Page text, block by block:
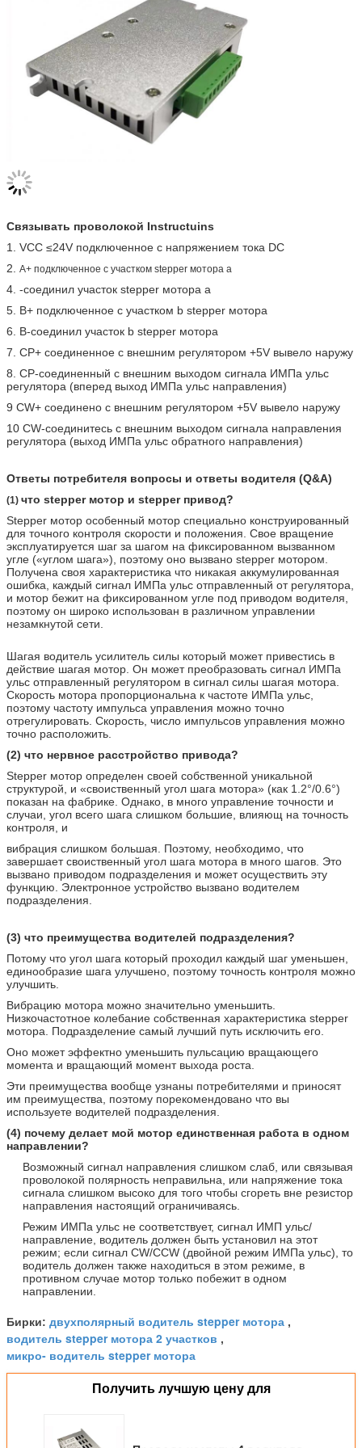
Связывать проволокой Instructuins
1. VCC ≤24V подключенное с напряжением тока DC
2. A+ подключенное с участком stepper мотора a
4. -соединил участок stepper мотора a
5. B+ подключенное с участком b stepper мотора
6. B-соединил участок b stepper мотора
7. CP+ соединенное с внешним регулятором +5V вывело наружу
8. CP-соединенный с внешним выходом сигнала ИМПа ульс
регулятора (вперед выход ИМПа ульс направления)
9 CW+ соединено с внешним регулятором +5V вывело наружу
10 CW-соединитесь с внешним выходом сигнала направления
регулятора (выход ИМПа ульс обратного направления)
Ответы потребителя вопросы и ответы водителя (Q&A)
(1) что stepper мотор и stepper привод?
Stepper мотор особенный мотор специально конструированный
для точного контроля скорости и положения. Свое вращение
эксплуатируется шаг за шагом на фиксированном вызванном
угле («углом шага»), поэтому оно вызвано stepper мотором.
Получена своя характеристика что никакая аккумулированная
ошибка, каждый сигнал ИМПа ульс отправленный от регулятора,
и мотор бежит на фиксированном угле под приводом водителя,
поэтому он широко использован в различном управлении
незамкнутой сети.
Шагая водитель усилитель силы который может привестись в
действие шагая мотор. Он может преобразовать сигнал ИМПа
ульс отправленный регулятором в сигнал силы шагая мотора.
Скорость мотора пропорциональна к частоте ИМПа ульс,
поэтому частоту импульса управления можно точно
отрегулировать. Скорость, число импульсов управления можно
точно расположить.
(2) что нервное расстройство привода?
Stepper мотор определен своей собственной уникальной
структурой, и «своиственный угол шага мотора» (как 1.2°/0.6°)
показан на фабрике. Однако, в много управление точности и
случаи, угол всего шага слишком большие, влияющ на точность
контроля, и
вибрация слишком большая. Поэтому, необходимо, что
завершает своиственный угол шага мотора в много шагов. Это
вызвано приводом подразделения и может осуществить эту
функцию. Электронное устройство вызвано водителем
подразделения.
(3) что преимущества водителей подразделения?
Потому что угол шага который проходил каждый шаг уменьшен,
единообразие шага улучшено, поэтому точность контроля можно
улучшить.
Вибрацию мотора можно значительно уменьшить.
Низкочастотное колебание собственная характеристика stepper
мотора. Подразделение самый лучший путь исключить его.
Оно может эффектно уменьшить пульсацию вращающего
момента и вращающий момент выхода роста.
Эти преимущества вообще узнаны потребителями и приносят
им преимущества, поэтому порекомендовано что вы
используете водителей подразделения.
(4) почему делает мой мотор единственная работа в одном
направлении?
Возможный сигнал направления слишком слаб, или связывая
проволокой полярность неправильна, или напряжение тока
сигнала слишком высоко для того чтобы сгореть вне резистор
направления настоящий ограничиваясь.
Режим ИМПа ульс не соответствует, сигнал ИМП ульс/
направление, водитель должен быть установил на этот
режим; если сигнал CW/CCW (двойной режим ИМПа ульс), то
водитель должен также находиться в этом режиме, в
противном случае мотор только побежит в одном
направлении.
Бирки: двухполярный водитель stepper мотора ,
водитель stepper мотора 2 участков ,
микро- водитель stepper мотора
Получить лучшую цену для